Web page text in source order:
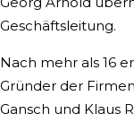
Geschäftsleitung.
Nach mehr als 16
Gründer der
Gansch und Klaus